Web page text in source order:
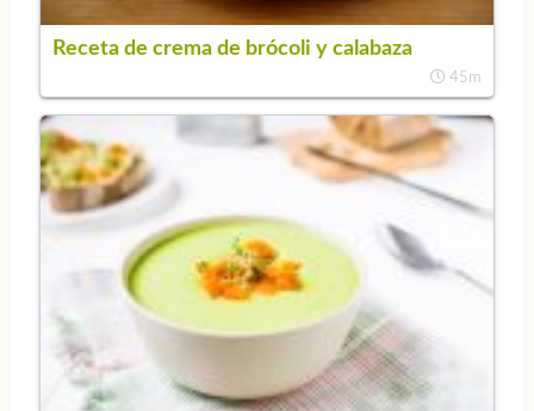
Receta de crema de brócoli y calabaza
45m